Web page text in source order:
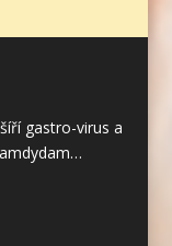
gastro-virus a